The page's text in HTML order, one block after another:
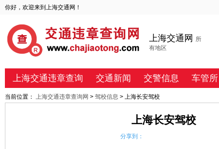
你好，欢迎来到上海交通网！
上海交通网
所
有地区
上海交通违章查询 交通新闻 交警信息 车管所
当前位置： 上海交通违章查询网 > 驾校信息 > 上海长安驾校
上海长安驾校
分享到：